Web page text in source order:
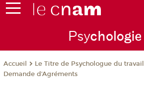
Psychologie
Accueil
Le Titre de Psychologue du travail
Demande d'Agréments